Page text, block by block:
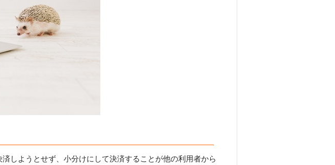
しようとせず、小分けにして決済することが他の利用者から